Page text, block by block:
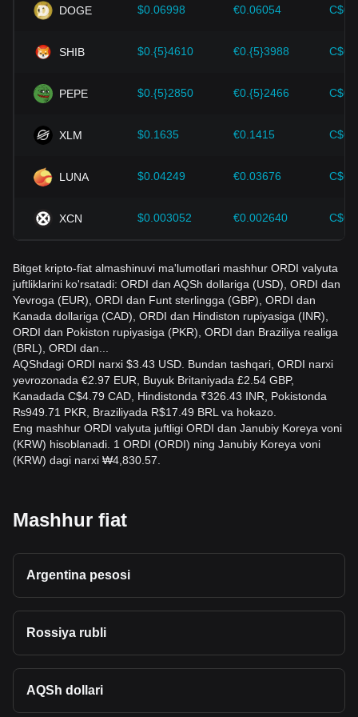
Investorlar noto'g'ri qarorlar qabul qilishdan qochish uchun
ushbu dinamikani tushunishlari kerak. Ushbu omillarni ko'rib
o'zgarishlarni yaqindan kuzatib borishi va rivojlanayotgan
moslashtirishi kerak.
DOGE $0.06998 €0.06054
SHIB $0.{5}4610 €0.{5}3988
PEPE $0.{5}2850 €0.{5}2466
XLM $0.1635 €0.1415
LUNA $0.04249 €0.03676
XCN $0.003052 €0.002640
Bitget kripto-fiat almashinuvi ma'lumotlari mashhur ORDI valyuta
juftliklarini ko'rsatadi: ORDI dan AQSh dollariga (USD), ORDI dan
Yevroga (EUR), ORDI dan Funt sterlingga (GBP), ORDI dan
Kanada dollariga (CAD), ORDI dan Hindiston rupiyasiga (INR),
ORDI dan Pokiston rupiyasiga (PKR), ORDI dan Braziliya realiga
(BRL), ORDI dan...
AQShdagi ORDI narxi $3.43 USD. Bundan tashqari, ORDI narxi
yevrozonada €2.97 EUR, Buyuk Britaniyada £2.54 GBP,
Kanadada C$4.79 CAD, Hindistonda ₹326.43 INR, Pokistonda
₨949.71 PKR, Braziliyada R$17.49 BRL va hokazo.
Eng mashhur ORDI valyuta juftligi ORDI dan Janubiy Koreya voni
(KRW) hisoblanadi. 1 ORDI (ORDI) ning Janubiy Koreya voni
(KRW) dagi narxi ₩4,830.57.
Mashhur fiat
Argentina pesosi
Rossiya rubli
AQSh dollari